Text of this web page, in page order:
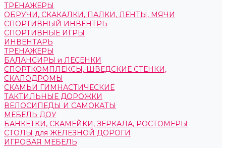
ТРЕНАЖЕРЫ
ОБРУЧИ, СКАКАЛКИ, ПАЛКИ, ЛЕНТЫ, МЯЧИ
СПОРТИВНЫЙ ИНВЕНТРЬ
СПОРТИВНЫЕ ИГРЫ
ИНВЕНТАРЬ
ТРЕНАЖЕРЫ
БАЛАНСИРЫ и ЛЕСЕНКИ
СПОРТКОМПЛЕКСЫ, ШВЕДСКИЕ СТЕНКИ,
СКАЛОДРОМЫ
СКАМЬИ ГИМНАСТИЧЕСКИЕ
ТАКТИЛЬНЫЕ ДОРОЖКИ
ВЕЛОСИПЕДЫ И САМОКАТЫ
МЕБЕЛЬ ДОУ
БАНКЕТКИ, СКАМЕЙКИ, ЗЕРКАЛА, РОСТОМЕРЫ
СТОЛЫ для ЖЕЛЕЗНОЙ ДОРОГИ
ИГРОВАЯ МЕБЕЛЬ